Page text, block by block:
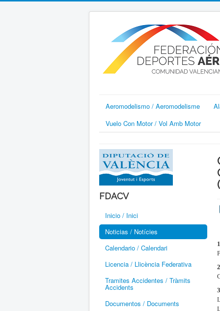
Aeromodelismo / Aeromodelisme
Vuelo Con Motor / Vol Amb Motor
FDACV
Inicio / Inici
Noticias / Notícies
Calendario / Calendari
Licencia / Llicència Federativa
Tramites Accidentes / Tràmits
Accidents
Documentos / Documents